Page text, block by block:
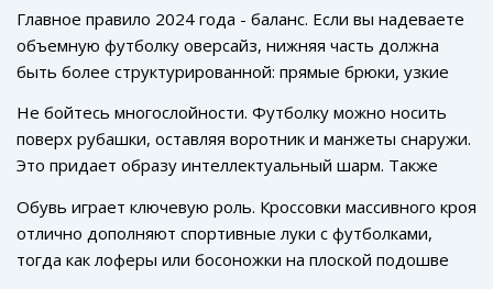
Главное правило 2024 года - баланс. Если вы надеваете
объемную футболку оверсайз, нижняя часть должна
быть более структурированной: прямые брюки, узкие
укороченным топом хорошо смотрятся широкие штаны с
высокой посадкой.
Не бойтесь многослойности. Футболку можно носить
поверх рубашки, оставляя воротник и манжеты снаружи.
Это придает образу интеллектуальный шарм. Также
жакетом.
Обувь играет ключевую роль. Кроссовки массивного кроя
отлично дополняют спортивные луки с футболками,
тогда как лоферы или босоножки на плоской подошве